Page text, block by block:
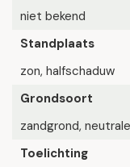
niet bekend
Standplaats
zon, halfschaduw
Grondsoort
zandgrond,
Toelichting